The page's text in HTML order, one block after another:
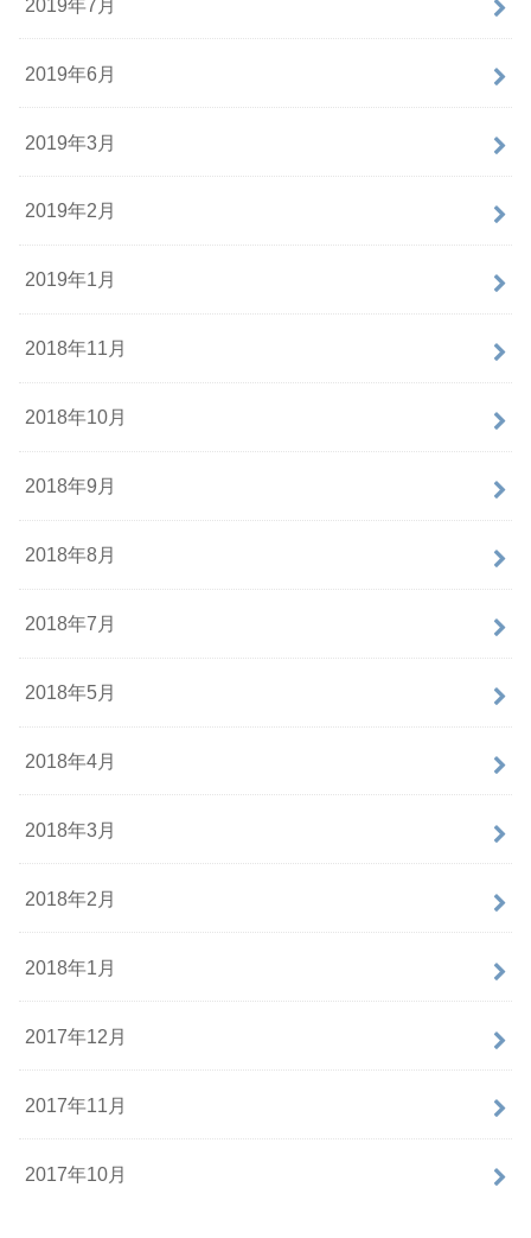
2019年7月
2019年6月
2019年3月
2019年2月
2019年1月
2018年11月
2018年10月
2018年9月
2018年8月
2018年7月
2018年5月
2018年4月
2018年3月
2018年2月
2018年1月
2017年12月
2017年11月
2017年10月